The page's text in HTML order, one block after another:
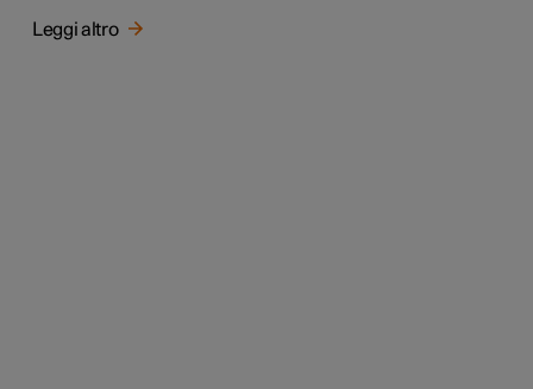
Leggi altro